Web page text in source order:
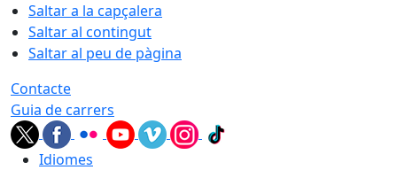
Saltar a la capçalera
Saltar al contingut
Saltar al peu de pàgina
Contacte
Guia de carrers
Idiomes